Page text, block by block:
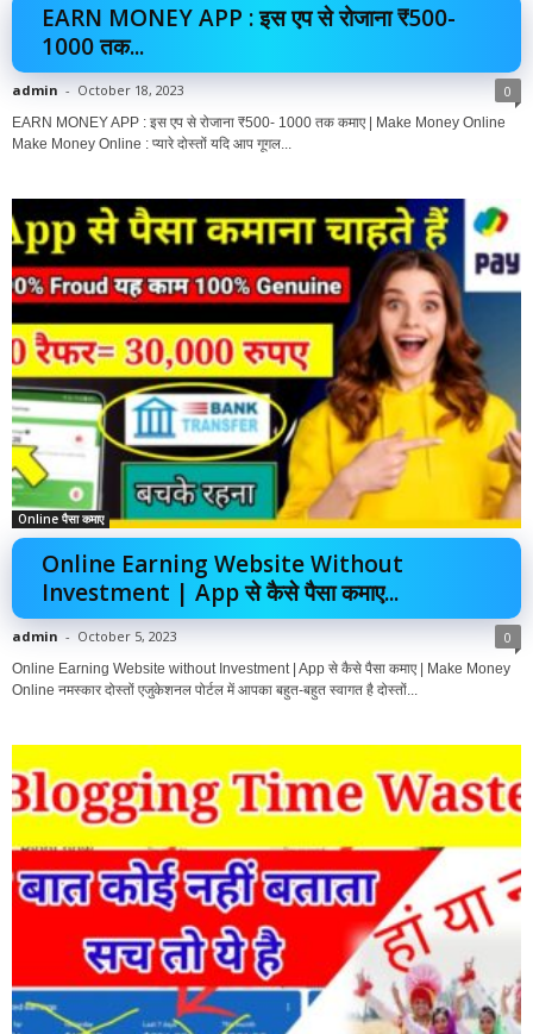
EARN MONEY APP : इस एप से रोजाना ₹500-
1000 तक...
admin - October 18, 2023 0
EARN MONEY APP : इस एप से रोजाना ₹500- 1000 तक कमाए | Make Money Online
Make Money Online : प्यारे दोस्तों यदि आप गूगल...
Online पैसा कमाए
Online Earning Website Without
Investment | App से कैसे पैसा कमाए...
admin - October 5, 2023 0
Online Earning Website without Investment | App से कैसे पैसा कमाए | Make Money
Online नमस्कार दोस्तों एजुकेशनल पोर्टल में आपका बहुत-बहुत स्वागत है दोस्तों...